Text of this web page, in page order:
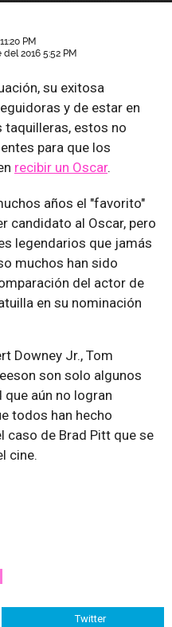
PM
2016 5:52 PM
su exitosa
y de estar en
taquilleras, estos no
para que los
recibir un Oscar.
años el "favorito"
candidato al Oscar, pero
legendarios que jamás
muchos han sido
del actor de
en su nominación
Downey Jr., Tom
son solo algunos
aún no logran
todos han hecho
caso de Brad Pitt que se
cine.
Twitter